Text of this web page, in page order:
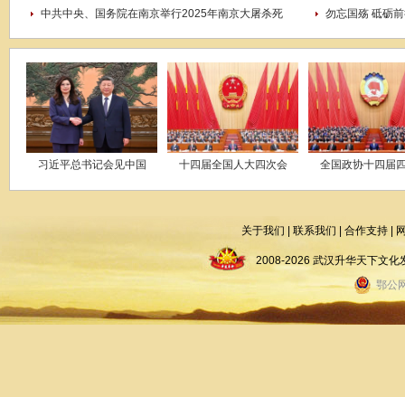
中共中央、国务院在南京举行2025年南京大屠杀死
勿忘国殇 砥砺
习近平总书记会见中国 十四届全国人大四次会 全国政协十四届
关于我们 联系我们 合作支持|
2008-2026 武汉升华天下文
鄂公